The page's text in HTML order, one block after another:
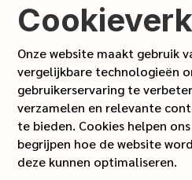
Onze website maakt gebruik
vergelijkbare technologieën
gebruikerservaring te
verzamelen en relevante
te bieden. Cookies helpen
begrijpen hoe de website
deze kunnen optimaliseren.